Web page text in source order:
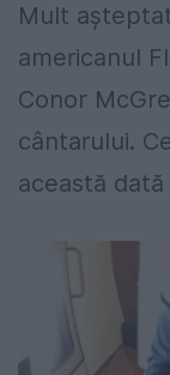
Mult
americanul
Conor
cântarului.
această